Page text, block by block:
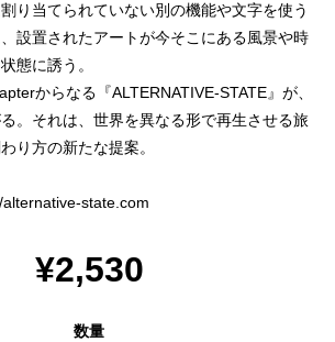
り当てられていない別の機能や文字を使う
設置されたアートが今そこにある風景や時
態に誘う。
からなる『ALTERNATIVE-STATE』が、
。それは、世界を異なる形で再生させる旅
り方の新たな提案。
alternative-state.com
¥2,530
数量